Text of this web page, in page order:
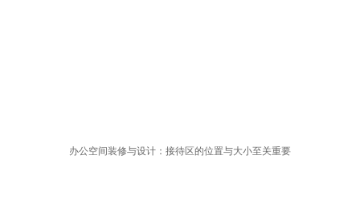
办公空间装修与设计：接待区的位置与大小至关重要